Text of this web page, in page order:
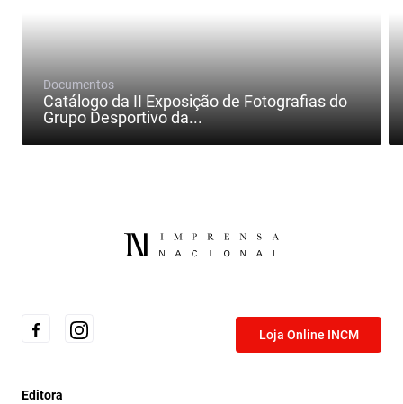
Documentos
Catálogo da II Exposição de Fotografias do
Grupo Desportivo da...
Loja Online INCM
Editora